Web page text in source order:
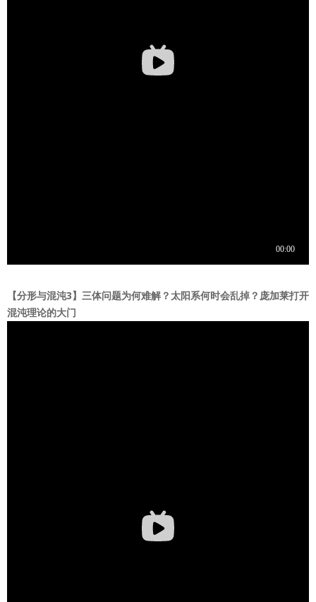
【分形与混沌3】三体问题为何难解？太阳系何时会乱掉？庞加莱打开
混沌理论的大门